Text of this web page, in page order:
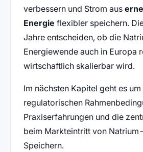
verbessern und Strom aus
Energie flexibler speichern.
Jahre entscheiden, ob die
Energiewende auch in Europa
wirtschaftlich skalierbar wird.
Im nächsten Kapitel geht es
regulatorischen
Praxiserfahrungen und die
beim Markteintritt von
Speichern.